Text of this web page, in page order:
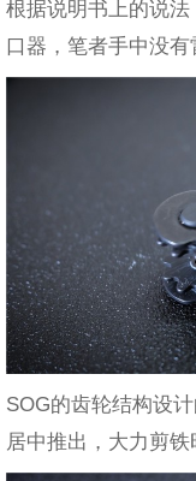
根据说明书上的说
口器，笔者手中没有
SOG的齿轮结构设
居中推出，大力剪铁